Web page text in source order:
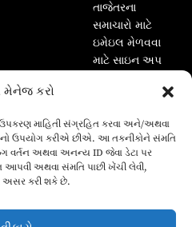
મેનેજ કરો
માહિતી સંગ્રહિત કરવા અને/અથવા
ઉપયોગ કરીએ છીએ. આ તકનીકોને સંમતિ
અથવા અનન્ય ID જેવા ડેટા પર
આપવી અથવા સંમતિ પાછી ખેંચી લેવી,
અસર કરી શકે છે.
તાજેતરના
સમાચારો માટે
ઇમેઇલ મેળવવા
માટે સાઇન અપ